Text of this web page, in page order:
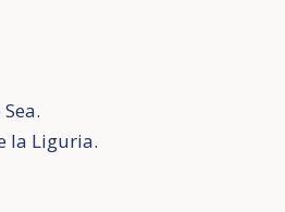
la Liguria.